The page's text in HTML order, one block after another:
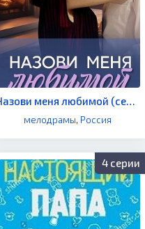
мелодрамы, Россия
4 серии